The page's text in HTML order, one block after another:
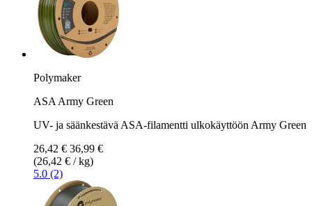
Polymaker
ASA Army Green
UV- ja säänkestävä ASA-filamentti ulkokäyttöön Army Green
26,42 € 36,99 €
(26,42 € / kg)
5.0 (2)